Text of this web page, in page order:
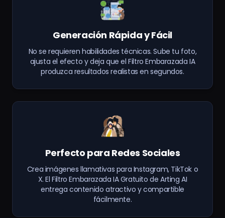
Generación Rápida y Fácil
No se requieren habilidades técnicas. Sube tu foto,
ajusta el efecto y deja que el Filtro Embarazada IA
produzca resultados realistas en segundos.
Perfecto para Redes Sociales
Crea imágenes llamativas para Instagram, TikTok o
X. El Filtro Embarazada IA Gratuito de Arting AI
entrega contenido atractivo y compartible
fácilmente.